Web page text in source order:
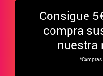
Consigue
compra
nuestra
*Compras